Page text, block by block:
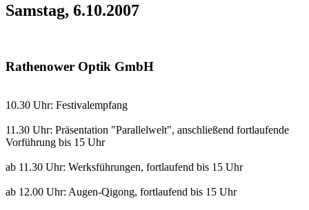
Samstag, 6.10.2007
Rathenower Optik GmbH
10.30 Uhr: Festivalempfang
11.30 Uhr: Präsentation "Parallelwelt", anschließend fortlaufende
Vorführung bis 15 Uhr
ab 11.30 Uhr: Werksführungen, fortlaufend bis 15 Uhr
ab 12.00 Uhr: Augen-Qigong, fortlaufend bis 15 Uhr